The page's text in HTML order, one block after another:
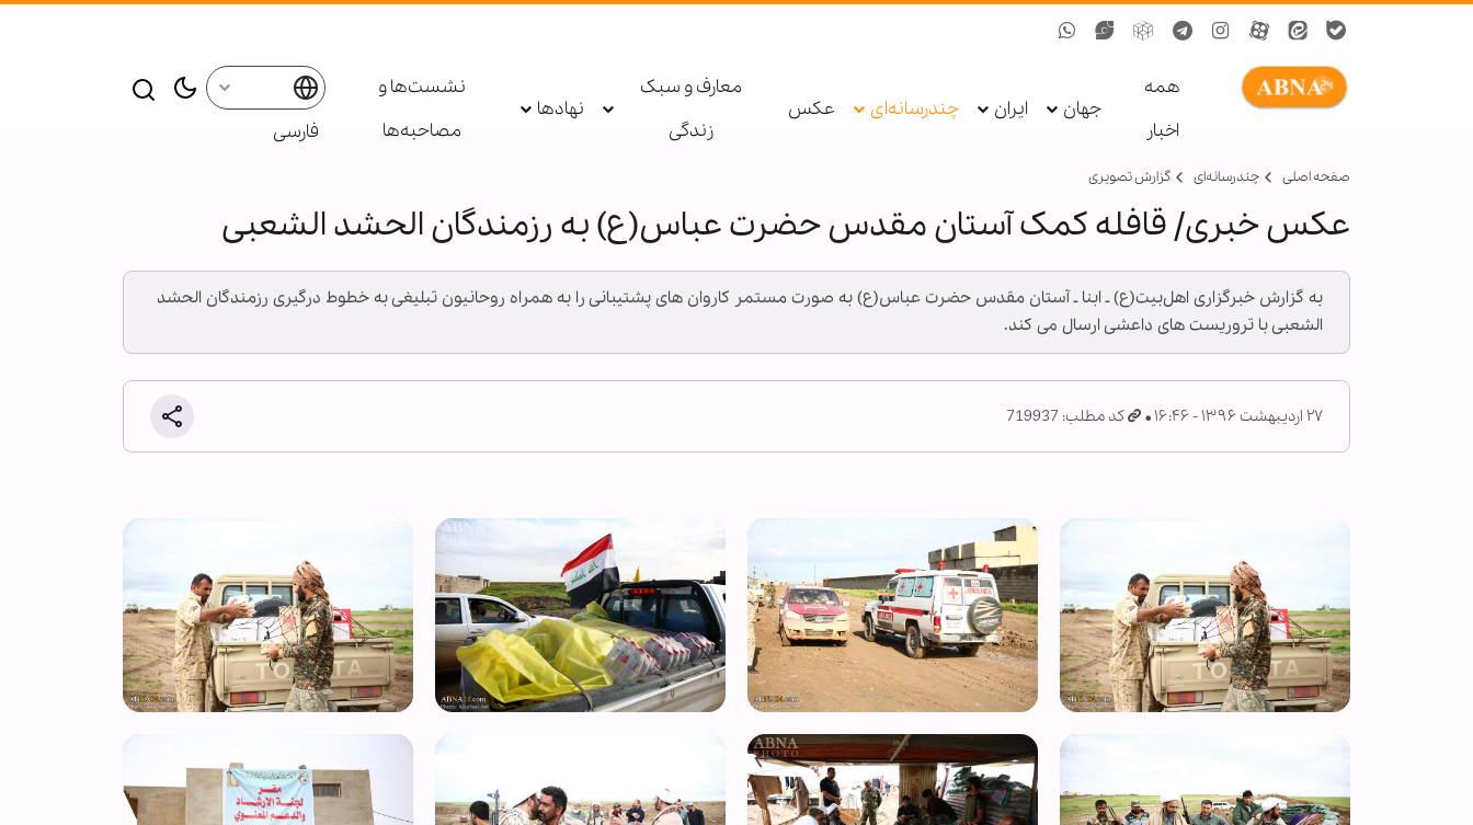
همه
اخبار
جهان ایران چندرسانه‌ای عکس
معارف و سبک
زندگی
نهادها
نشست‌ها و
مصاحبه‌ها
فارسی
صفحه اصلی چندرسانه‌ای گزارش تصويری
عکس خبری/ قافله کمک آستان مقدس حضرت عباس(ع) به رزمندگان الحشد الشعبی
به گزارش خبرگزاری اهل‌بیت(ع) ـ ابنا ـ آستان مقدس حضرت عباس(ع) به صورت مستمر کاروان های پشتیبانی را به همراه روحانیون تبلیغی به خطوط درگیری رزمندگان الحشد
الشعبی با تروریست های داعشی ارسال می کند.
۲۷ اردیبهشت ۱۳۹۶ - ۱۶:۴۶ کد مطلب: 719937